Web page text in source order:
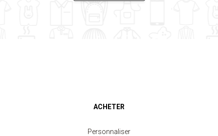
ACHETER
Personnaliser